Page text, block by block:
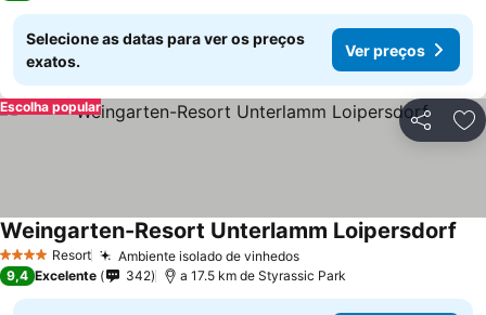
Selecione as datas para ver os preços
exatos.
Ver preços
Partilhar
Escolha popular
4 EstrelasResort Ambiente isolado de vinhedos
Weingarten-Resort Unterlamm Loipersdorf
9,4 Excelente 342 a 17.5 km de Styrassic Park